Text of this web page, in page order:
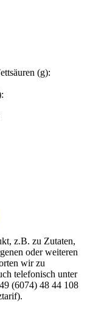
(g):
z.B. zu Zutaten,
oder weiteren
wir zu
telefonisch unter
(6074) 48 44 108